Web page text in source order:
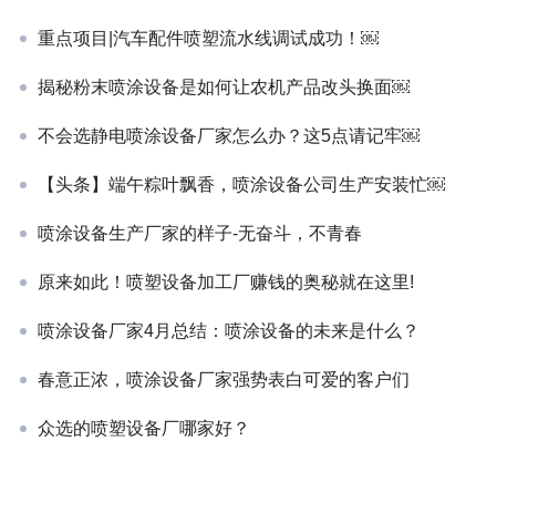
重点项目|汽车配件喷塑流水线调试成功！￼
揭秘粉末喷涂设备是如何让农机产品改头换面￼
不会选静电喷涂设备厂家怎么办？这5点请记牢￼
【头条】端午粽叶飘香，喷涂设备公司生产安装忙￼
喷涂设备生产厂家的样子-无奋斗，不青春
原来如此！喷塑设备加工厂赚钱的奥秘就在这里!
喷涂设备厂家4月总结：喷涂设备的未来是什么？
春意正浓，喷涂设备厂家强势表白可爱的客户们
众选的喷塑设备厂哪家好？